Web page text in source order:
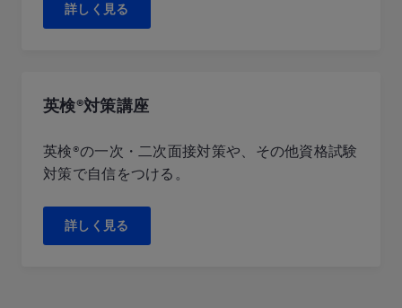
詳しく見る
英検®対策講座
英検®の一次・二次面接対策や、その他資格試験
対策で自信をつける。
詳しく見る